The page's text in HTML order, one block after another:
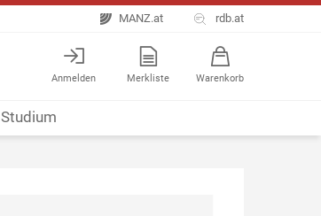
MANZ.at rdb.at
Anmelden Merkliste Warenkorb
Studium